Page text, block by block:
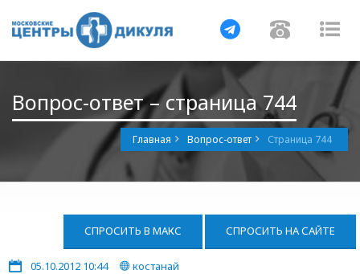
Навигация
Вопрос-ответ – страница 744
Главная Вопрос-ответ Страница 744
СПРОСИТЬ В МАКС СПРОСИТЬ НА САЙТЕ
05.10.2012 10:44
костанай